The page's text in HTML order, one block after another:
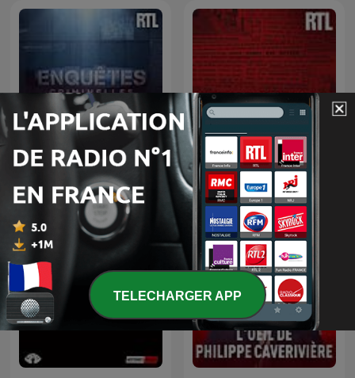
Enquêtes criminelles
L’heure du crime : les
archives de Jacques
Pradel
TELECHARGER APP